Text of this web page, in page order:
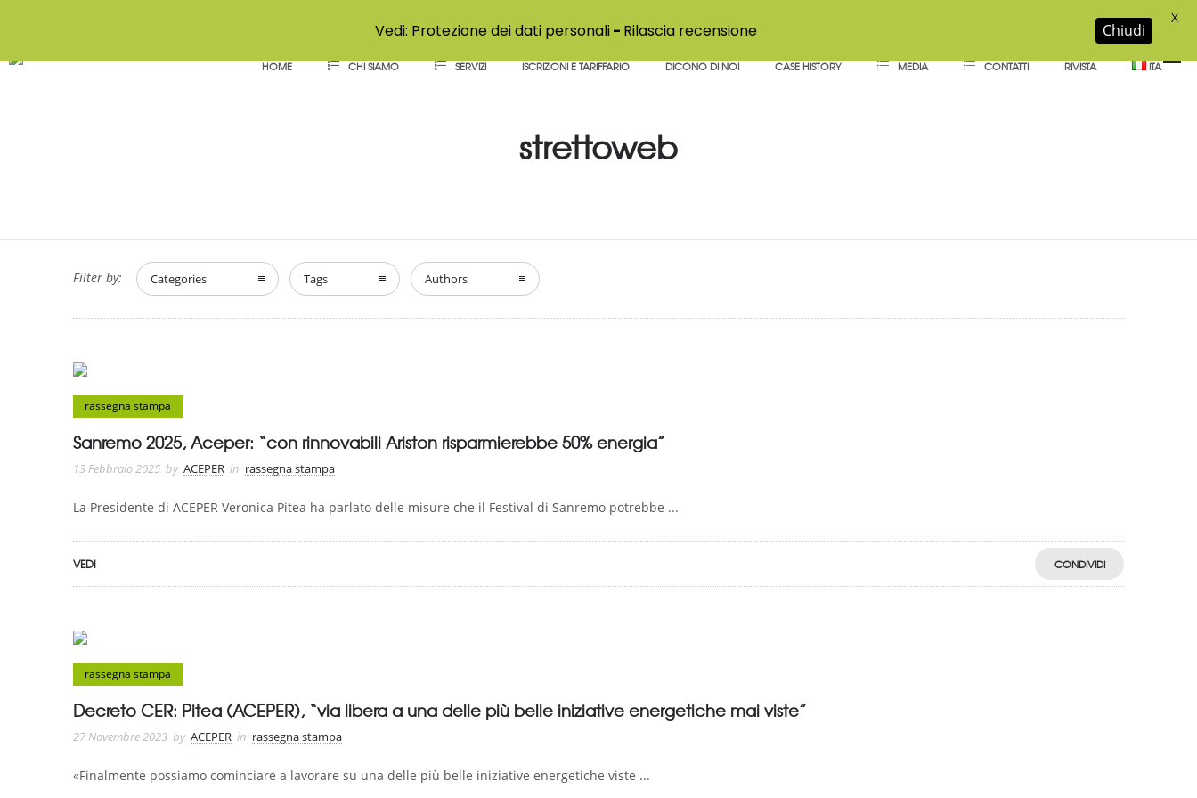
HOME CHI SIAMO SERVIZI ISCRIZIONI E TARIFFARIO DICONO DI NOI CASE HISTORY MEDIA CONTATTI RIVISTA ITA
strettoweb
Filter by: Categories Tags Authors
rassegna stampa
Sanremo 2025, Aceper: “con rinnovabili Ariston risparmierebbe 50% energia”
13 Febbraio 2025 by ACEPER in rassegna stampa
La Presidente di ACEPER Veronica Pitea ha parlato delle misure che il Festival di Sanremo potrebbe ...
VEDI CONDIVIDI
rassegna stampa
Decreto CER: Pitea (ACEPER), “via libera a una delle più belle iniziative energetiche mai viste”
27 Novembre 2023 by ACEPER in rassegna stampa
«Finalmente possiamo cominciare a lavorare su una delle più belle iniziative energetiche viste ...
Vedi: Protezione dei dati personali- Rilascia recensione Chiudi
X